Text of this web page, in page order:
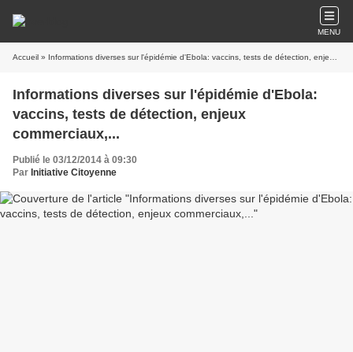
MENU
Accueil » Informations diverses sur l'épidémie d'Ebola: vaccins, tests de détection, enjeux commerciaux,...
Informations diverses sur l'épidémie d'Ebola:
vaccins, tests de détection, enjeux
commerciaux,...
Publié le 03/12/2014 à 09:30
Par Initiative Citoyenne